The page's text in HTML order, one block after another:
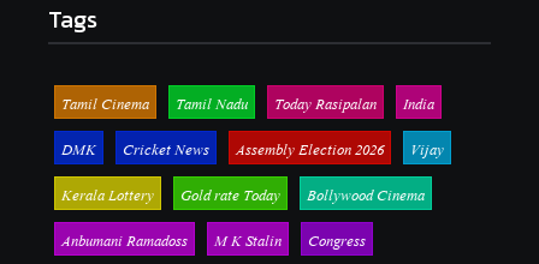
Tags
Tamil Cinema Tamil Nadu Today Rasipalan
India
DMK
Cricket News Assembly Election 2026
Vijay
Kerala Lottery
Gold rate Today
Bollywood Cinema
Anbumani Ramadoss
M K Stalin
Congress